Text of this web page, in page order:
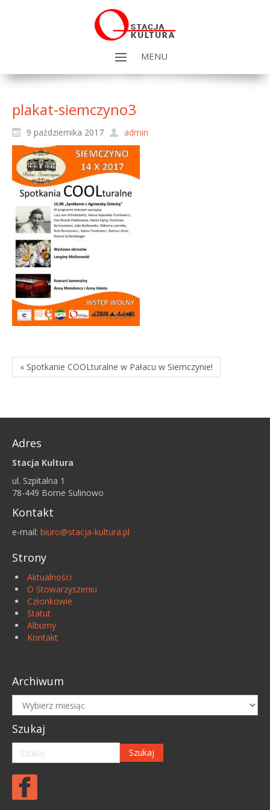
MENU
plakat-siemczyno3
9 października 2017 admin
« Spotkanie COOLturalne w Pałacu w Siemczynie!
Adres
Stacja Kultura
ul. Szpitalna 1
78-449 Borne Sulinowo
Kontakt
e-mail: biuro@stacja-kultura.pl
Strony
Aktualności
O Stowarzyszeniu
Członkowie
Statut
Albumy
Kontakt
Archiwum
Archiwum
Szukaj